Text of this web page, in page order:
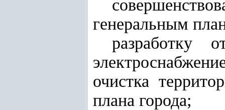
генеральным
разработку
очистка
плана города;